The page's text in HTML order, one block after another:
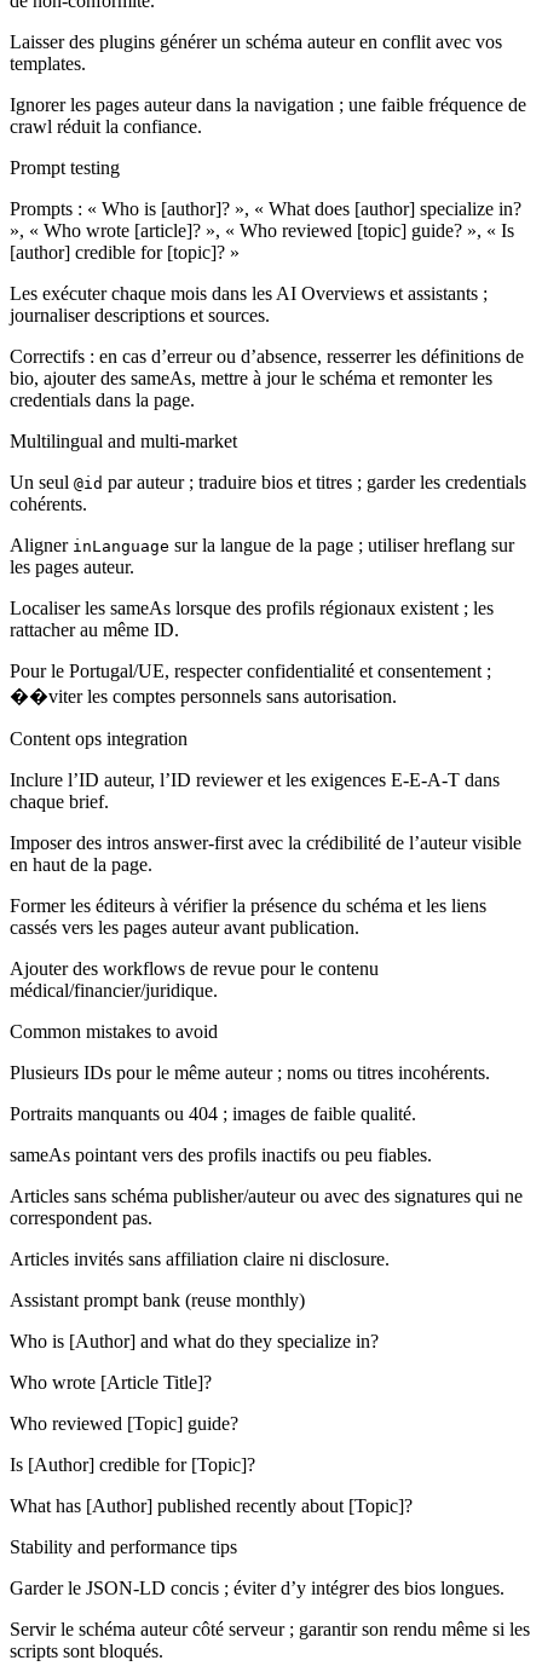
Laisser des plugins générer un schéma auteur en conflit avec vos
templates.
Ignorer les pages auteur dans la navigation ; une faible fréquence de
crawl réduit la confiance.
Prompt testing
Prompts : « Who is [author]? », « What does [author] specialize in?
», « Who wrote [article]? », « Who reviewed [topic] guide? », « Is
[author] credible for [topic]? »
Les exécuter chaque mois dans les AI Overviews et assistants ;
journaliser descriptions et sources.
Correctifs : en cas d’erreur ou d’absence, resserrer les définitions de
bio, ajouter des sameAs, mettre à jour le schéma et remonter les
credentials dans la page.
Multilingual and multi-market
Un seul @id par auteur ; traduire bios et titres ; garder les credentials
cohérents.
Aligner inLanguage sur la langue de la page ; utiliser hreflang sur
les pages auteur.
Localiser les sameAs lorsque des profils régionaux existent ; les
rattacher au même ID.
Pour le Portugal/UE, respecter confidentialité et consentement ;
��viter les comptes personnels sans autorisation.
Content ops integration
Inclure l’ID auteur, l’ID reviewer et les exigences E-E-A-T dans
chaque brief.
Imposer des intros answer-first avec la crédibilité de l’auteur visible
en haut de la page.
Former les éditeurs à vérifier la présence du schéma et les liens
cassés vers les pages auteur avant publication.
Ajouter des workflows de revue pour le contenu
médical/financier/juridique.
Common mistakes to avoid
Plusieurs IDs pour le même auteur ; noms ou titres incohérents.
Portraits manquants ou 404 ; images de faible qualité.
sameAs pointant vers des profils inactifs ou peu fiables.
Articles sans schéma publisher/auteur ou avec des signatures qui ne
correspondent pas.
Articles invités sans affiliation claire ni disclosure.
Assistant prompt bank (reuse monthly)
Who is [Author] and what do they specialize in?
Who wrote [Article Title]?
Who reviewed [Topic] guide?
Is [Author] credible for [Topic]?
What has [Author] published recently about [Topic]?
Stability and performance tips
Garder le JSON-LD concis ; éviter d’y intégrer des bios longues.
Servir le schéma auteur côté serveur ; garantir son rendu même si les
scripts sont bloqués.